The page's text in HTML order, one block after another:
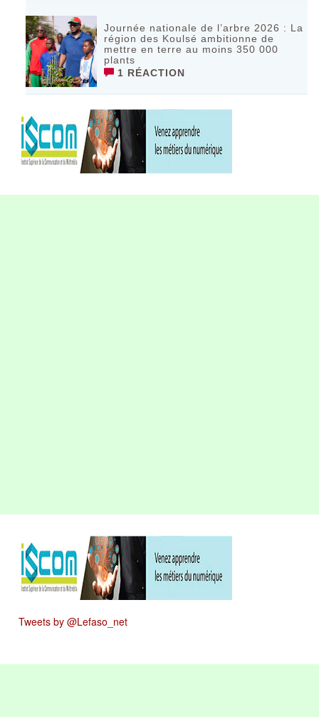
Journée nationale de l’arbre 2026 : La
région des Koulsé ambitionne de
mettre en terre au moins 350 000
plants
1 RÉACTION
Tweets by @Lefaso_net